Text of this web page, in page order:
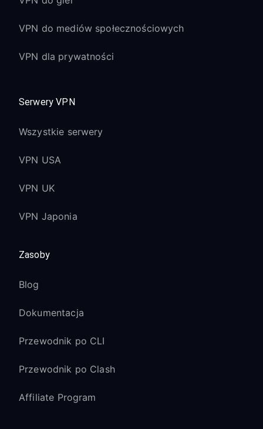
VPN do mediów społecznościowych
VPN dla prywatności
Serwery VPN
Wszystkie serwery
VPN USA
VPN UK
VPN Japonia
Zasoby
Blog
Dokumentacja
Przewodnik po CLI
Przewodnik po Clash
Affiliate Program